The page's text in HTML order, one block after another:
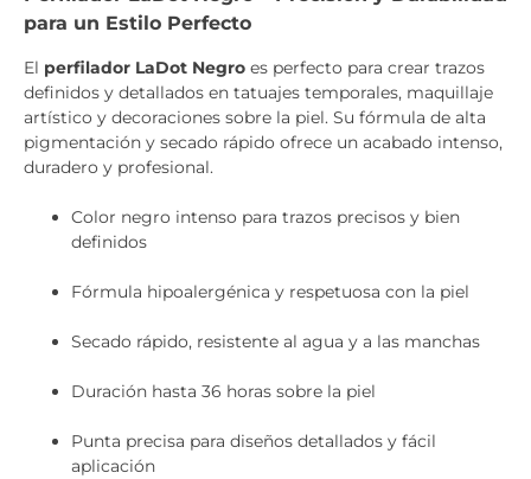
para un Estilo Perfecto
El perfilador LaDot Negro es perfecto para crear trazos
definidos y detallados en tatuajes temporales, maquillaje
artístico y decoraciones sobre la piel. Su fórmula de alta
pigmentación y secado rápido ofrece un acabado intenso,
duradero y profesional.
Color negro intenso para trazos precisos y bien
definidos
Fórmula hipoalergénica y respetuosa con la piel
Secado rápido, resistente al agua y a las manchas
Duración hasta 36 horas sobre la piel
Punta precisa para diseños detallados y fácil
aplicación